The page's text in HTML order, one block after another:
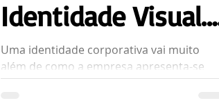
Identidade Visual.
Qual é o seu
itinerário?
Uma identidade corporativa vai muito
além de como a empresa apresenta-se
para o cliente.